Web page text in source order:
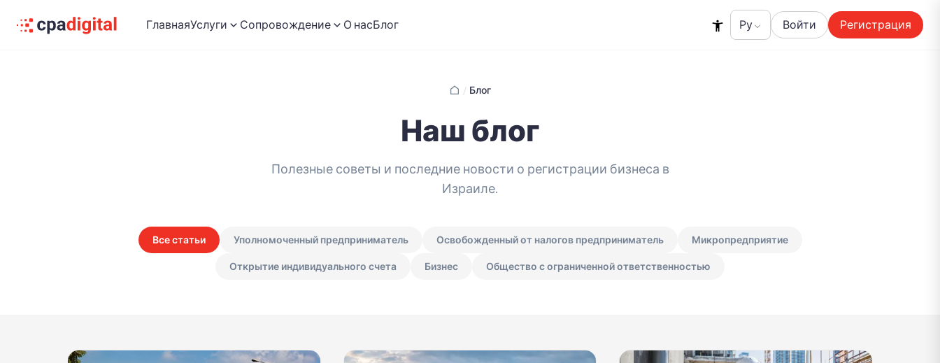
ГлавнаяУслуги Сопровождение О насБлог Войти Регистрация
/ Блог
Наш блог
Полезные советы и последние новости о регистрации бизнеса в
Израиле.
Все статьи Уполномоченный предприниматель Освобожденный от налогов предприниматель Микропредприятие
Открытие индивидуального счета Бизнес Общество с ограниченной ответственностью